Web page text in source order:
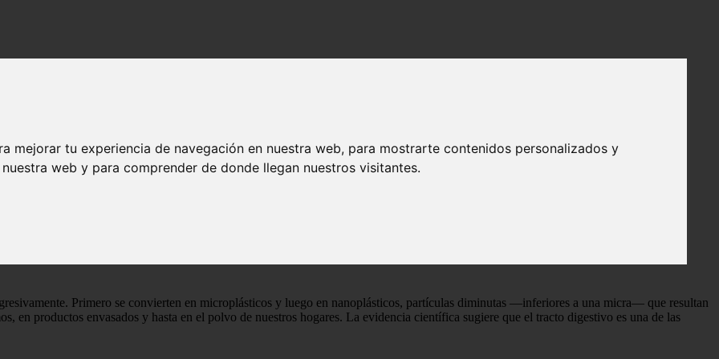
mejorar tu experiencia de navegación en nuestra web, para mostrarte contenidos personalizados y
web y para comprender de donde llegan nuestros visitantes.
alteran la microbiota intestinal y el metabolismo hepático en ratones, con efectos
en la salud intestinal y hepática
pueden dañar la función intestinal y el hígado, y que estos efectos varían significativamente según los hábitos alimenticios.
Primero se convierten en microplásticos y luego en nanoplásticos, partículas diminutas —inferiores a una micra— que resultan
en productos envasados y hasta en el polvo de nuestros hogares. La evidencia científica sugiere que el tracto digestivo es una de las